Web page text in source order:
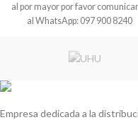
al por mayor por favor
al WhatsApp: 097 900 8240
Empresa dedicada a la